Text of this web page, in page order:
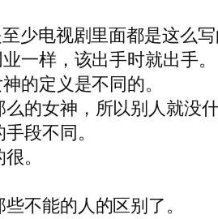
少电视剧里面都是这么写
一样，该出手时就出手。
的定义是不同的。
的女神，所以别人就没什
段不同。
。
不能的人的区别了。